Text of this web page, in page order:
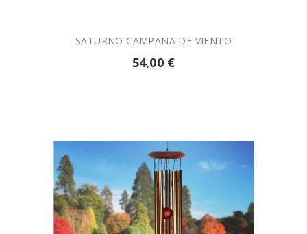
SATURNO CAMPANA DE VIENTO
54,00 €